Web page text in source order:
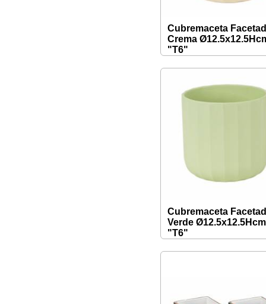
Cubremaceta
Crema
"T6"
Cubremaceta
Verde Ø12.5x12.5Hcm
"T6"